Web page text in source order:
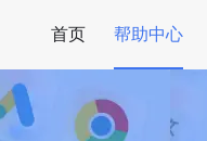
首页 帮助中心